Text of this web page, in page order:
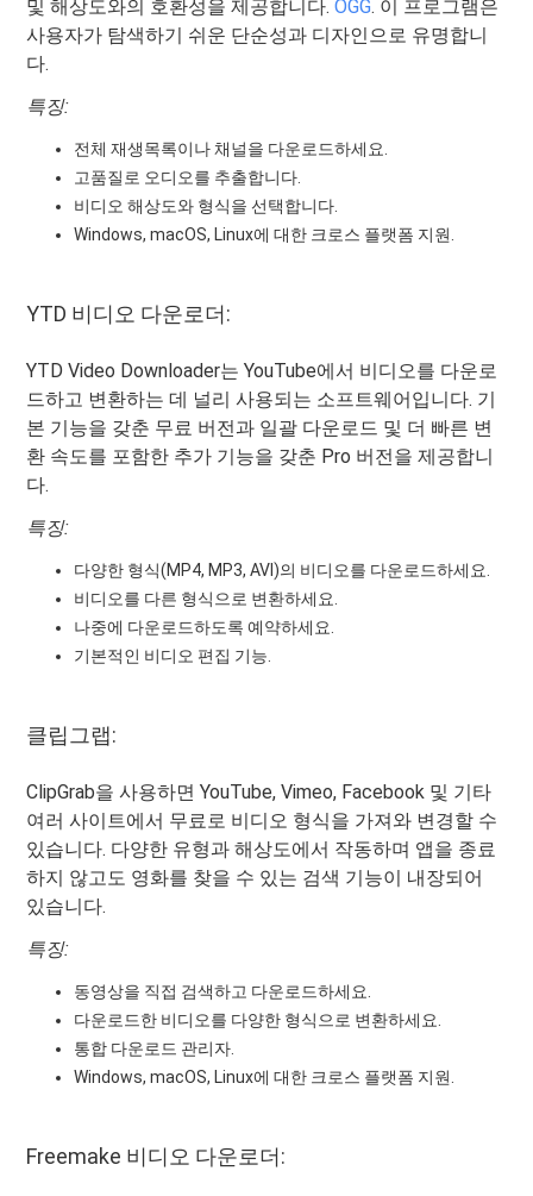
및 해상도와의 호환성을 제공합니다.OGG. 이 프로그램은
사용자가 탐색하기 쉬운 단순성과 디자인으로 유명합니
다.
특징:
전체 재생목록이나 채널을 다운로드하세요.
고품질로 오디오를 추출합니다.
비디오 해상도와 형식을 선택합니다.
Windows, macOS, Linux에 대한 크로스 플랫폼 지원.
YTD 비디오 다운로더:
YTD Video Downloader는 YouTube에서 비디오를 다운로
드하고 변환하는 데 널리 사용되는 소프트웨어입니다. 기
본 기능을 갖춘 무료 버전과 일괄 다운로드 및 더 빠른 변
환 속도를 포함한 추가 기능을 갖춘 Pro 버전을 제공합니
다.
특징:
다양한 형식(MP4, MP3, AVI)의 비디오를 다운로드하세요.
비디오를 다른 형식으로 변환하세요.
나중에 다운로드하도록 예약하세요.
기본적인 비디오 편집 기능.
클립그랩:
ClipGrab을 사용하면 YouTube, Vimeo, Facebook 및 기타
여러 사이트에서 무료로 비디오 형식을 가져와 변경할 수
있습니다. 다양한 유형과 해상도에서 작동하며 앱을 종료
하지 않고도 영화를 찾을 수 있는 검색 기능이 내장되어
있습니다.
특징:
동영상을 직접 검색하고 다운로드하세요.
다운로드한 비디오를 다양한 형식으로 변환하세요.
통합 다운로드 관리자.
Windows, macOS, Linux에 대한 크로스 플랫폼 지원.
Freemake 비디오 다운로더: